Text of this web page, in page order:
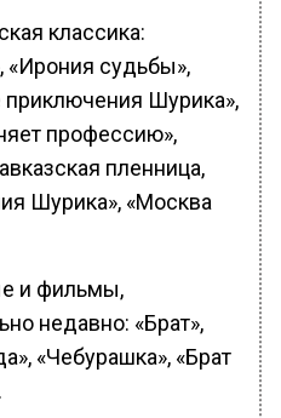
классика:
«Ирония судьбы»,
Шурика»,
профессию»,
пленница,
Шурика», «Москва
и фильмы,
недавно: «Брат»,
«Чебурашка», «Брат